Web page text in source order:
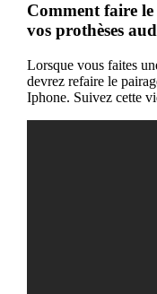
Comment faire
vos prothèses
Lorsque vous faites
devrez refaire le
Iphone. Suivez cette